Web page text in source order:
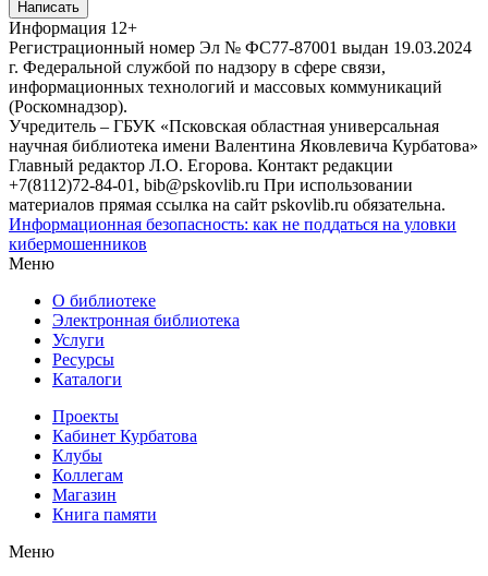
Написать
Информация 12+
Регистрационный номер Эл № ФС77-87001 выдан 19.03.2024
г. Федеральной службой по надзору в сфере связи,
информационных технологий и массовых коммуникаций
(Роскомнадзор).
Учредитель – ГБУК «Псковская областная универсальная
научная библиотека имени Валентина Яковлевича Курбатова»
Главный редактор Л.О. Егорова. Контакт редакции
+7(8112)72-84-01, bib@pskovlib.ru При использовании
материалов прямая ссылка на сайт pskovlib.ru обязательна.
Информационная безопасность: как не поддаться на уловки
кибермошенников
Меню
О библиотеке
Электронная библиотека
Услуги
Ресурсы
Каталоги
Проекты
Кабинет Курбатова
Клубы
Коллегам
Магазин
Книга памяти
Меню